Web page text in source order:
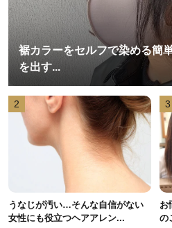
裾カラーをセルフで染める簡
を出す...
2
うなじが汚い…そんな自信がない
女性にも役立つヘアアレン...
3
お
の